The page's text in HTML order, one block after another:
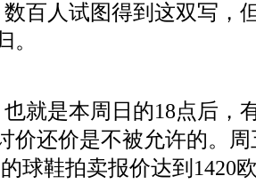
人试图得到这双写，
。
是本周日的18点后，
价还价是不被允许的。
球鞋拍卖报价达到1420